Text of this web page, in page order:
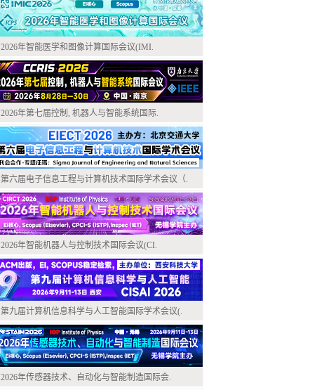
2026年智能医学和图像计算国际会议(IMI.
2026年第七届控制, 机器人与智能系统国际.
第六届电子信息工程与计算机技术国际学术会议（.
2026年智能机器人与控制技术国际会议(CI.
第九届计算机信息科学与人工智能国际学术会议(.
2026年传感器技术、自动化与智能制造国际会.